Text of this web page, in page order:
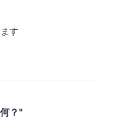
す
？"